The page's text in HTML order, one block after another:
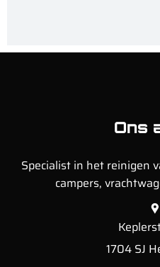
Ons
Specialist in het reinigen
campers,
1704 SJ